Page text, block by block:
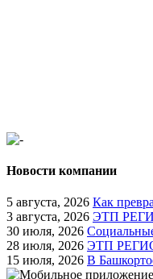
Новости компании
5 августа, 2026 Как
3 августа, 2026 ЭТП
30 июля, 2026
28 июля, 2026 ЭТП
15 июля, 2026 В